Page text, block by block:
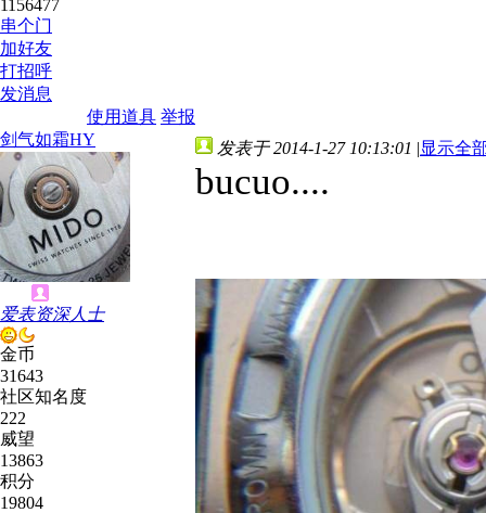
1156477
串个门
加好友
打招呼
发消息
使用道具 举报
剑气如霜HY
爱表资深人士
金币
31643
社区知名度
222
威望
13863
积分
19804
发表于 2014-1-27 10:13:01 |显示全
bucuo....